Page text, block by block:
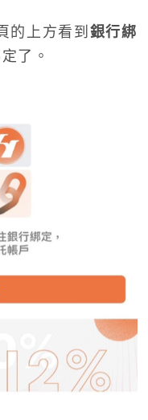
的上方看到 銀行綁
了。